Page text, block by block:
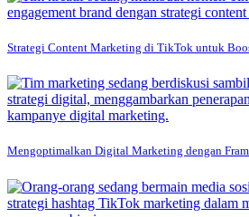
Strategi Content Marketing di TikTok untuk
Mengoptimalkan Digital Marketing dengan